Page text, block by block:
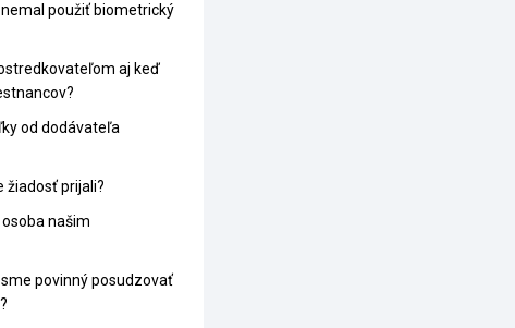
použiť biometrický
aj keď
od dodávateľa
žiadosť prijali?
našim
povinný posudzovať